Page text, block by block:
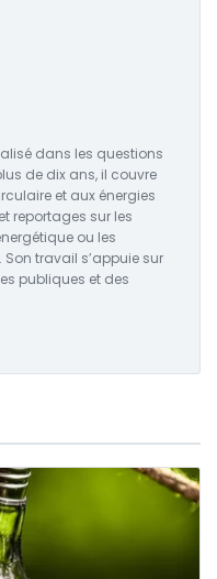
dans les questions
de dix ans, il couvre
et aux énergies
reportages sur les
ou les
travail s’appuie sur
publiques et des